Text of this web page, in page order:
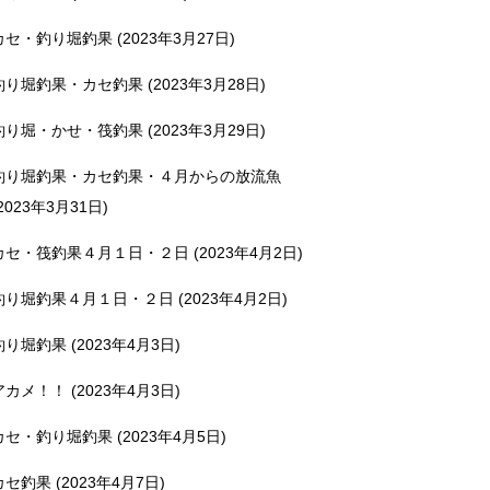
セ・釣り堀釣果 (2023年3月27日)
り堀釣果・カセ釣果 (2023年3月28日)
り堀・かせ・筏釣果 (2023年3月29日)
り堀釣果・カセ釣果・４月からの放流魚
年3月31日)
セ・筏釣果４月１日・２日 (2023年4月2日)
り堀釣果４月１日・２日 (2023年4月2日)
り堀釣果 (2023年4月3日)
カメ！！ (2023年4月3日)
セ・釣り堀釣果 (2023年4月5日)
セ釣果 (2023年4月7日)